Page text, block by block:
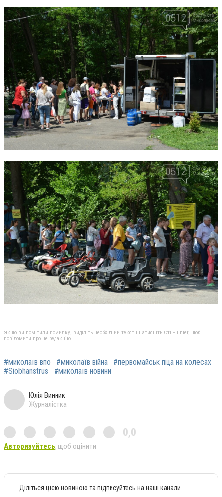
Якщо ви помітили помилку, виділіть необхідний текст і натисніть Ctrl + Enter, щоб
повідомити про це редакцію
#миколаїв впо #миколаїв війна
#первомайськ піца на колесах
#Siobhanstrus
#миколаїв новини
Юлія Винник
Журналістка
0,0
Авторизуйтесь, щоб оцінити
Діліться цією новиною та підписуйтесь на наші канали